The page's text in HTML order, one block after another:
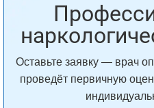
Оставьте заявку — врач
проведёт первичную